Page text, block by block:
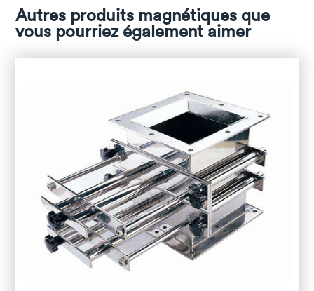
Autres produits magnétiques que
vous pourriez également aimer